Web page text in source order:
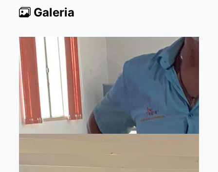
Galeria